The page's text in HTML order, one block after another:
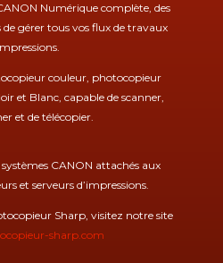
Numérique complète, des
gérer tous vos flux de travaux
couleur, photocopieur
et Blanc, capable de scanner,
et de télécopier.
CANON attachés aux
et serveurs d’impressions.
Sharp, visitez notre site
sharp.com